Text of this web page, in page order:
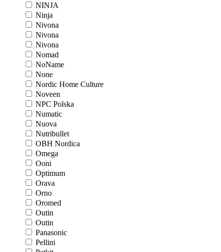
NINJA
Ninja
Nivona
Nivona
Nivona
Nomad
NoName
None
Nordic Home Culture
Noveen
NPC Polska
Numatic
Nuova
Nutribullet
OBH Nordica
Omega
Ooni
Optimum
Orava
Orno
Oromed
Outin
Outin
Panasonic
Pellini